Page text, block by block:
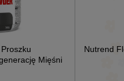
Mięśni
Nutrend